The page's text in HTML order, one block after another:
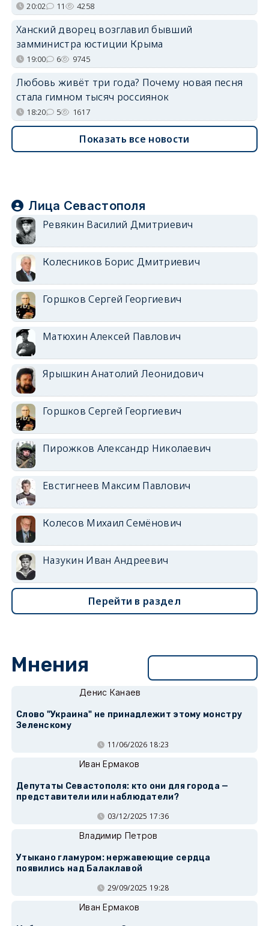
20:02 11 4258
Ханский дворец возглавил бывший
замминистра юстиции Крыма
19:00 6 9745
Любовь живёт три года? Почему новая песня
стала гимном тысяч россиянок
18:20 5 1617
Показать все новости
Лица Севастополя
Ревякин Василий Дмитриевич
Колесников Борис Дмитриевич
Горшков Сергей Георгиевич
Матюхин Алексей Павлович
Ярышкин Анатолий Леонидович
Горшков Сергей Георгиевич
Пирожков Александр Николаевич
Евстигнеев Максим Павлович
Колесов Михаил Семёнович
Назукин Иван Андреевич
Перейти в раздел
Мнения
Денис Канаев
Слово "Украина" не принадлежит этому монстру
Зеленскому
11/06/2026 18:23
Иван Ермаков
Депутаты Севастополя: кто они для города —
представители или наблюдатели?
03/12/2025 17:36
Владимир Петров
Утыкано гламуром: нержавеющие сердца
появились над Балаклавой
29/09/2025 19:28
Иван Ермаков